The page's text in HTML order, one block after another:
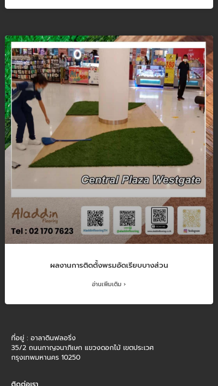
ผลงานการติดตั้งพรมอัดเรียบบางส่วน
อ่านเพิ่มเติม ›
ที่อยู่ : อาลาดินฟลอริ่ง
35/2 ถนนกาญจนาภิเษก แขวงดอกไม้ เขตประเวศ
กรุงเทพมหานคร 10250